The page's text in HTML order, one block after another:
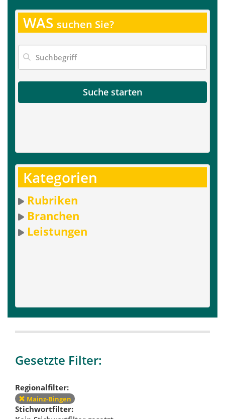
WAS suchen Sie?
Suche starten
Kategorien
Rubriken
Branchen
Leistungen
Gesetzte Filter:
Regionalfilter:
Mainz-Bingen
Stichwortfilter: